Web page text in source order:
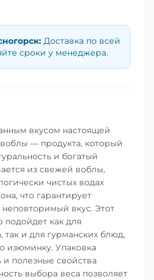
: Доставка по всей
сроки у менеджера.
вкусом настоящей
— продукта, который
и богатый
из свежей воблы,
чистых водах
что гарантирует
неповторимый вкус. Этот
подойдет как для
так и для гурманских блюд,
изюминку. Упаковка
и полезные свойства
выбора веса позволяет